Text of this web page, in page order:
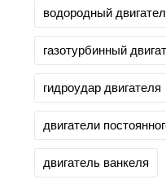
водородный
газотурбинный
гидроудар двигателя
двигатели
двигатель ванкеля